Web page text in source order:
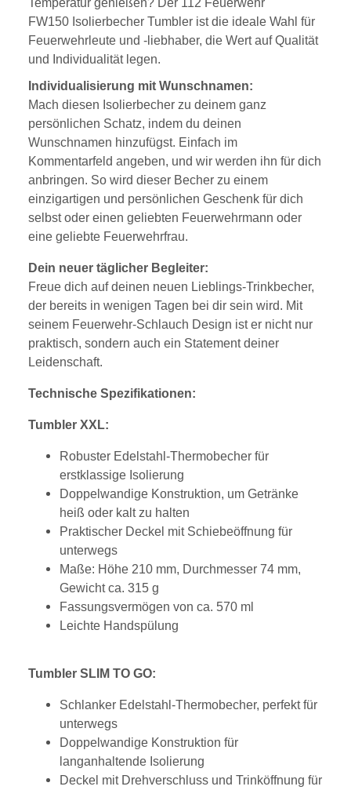
Temperatur genießen? Der 112 Feuerwehr
FW150 Isolierbecher Tumbler ist die ideale Wahl für
Feuerwehrleute und -liebhaber, die Wert auf Qualität
und Individualität legen.
Individualisierung mit Wunschnamen:
Mach diesen Isolierbecher zu deinem ganz
persönlichen Schatz, indem du deinen
Wunschnamen hinzufügst. Einfach im
Kommentarfeld angeben, und wir werden ihn für dich
anbringen. So wird dieser Becher zu einem
einzigartigen und persönlichen Geschenk für dich
selbst oder einen geliebten Feuerwehrmann oder
eine geliebte Feuerwehrfrau.
Dein neuer täglicher Begleiter:
Freue dich auf deinen neuen Lieblings-Trinkbecher,
der bereits in wenigen Tagen bei dir sein wird. Mit
seinem Feuerwehr-Schlauch Design ist er nicht nur
praktisch, sondern auch ein Statement deiner
Leidenschaft.
Technische Spezifikationen:
Tumbler XXL:
Robuster Edelstahl-Thermobecher für
erstklassige Isolierung
Doppelwandige Konstruktion, um Getränke
heiß oder kalt zu halten
Praktischer Deckel mit Schiebeöffnung für
unterwegs
Maße: Höhe 210 mm, Durchmesser 74 mm,
Gewicht ca. 315 g
Fassungsvermögen von ca. 570 ml
Leichte Handspülung
Tumbler SLIM TO GO:
Schlanker Edelstahl-Thermobecher, perfekt für
unterwegs
Doppelwandige Konstruktion für
langanhaltende Isolierung
Deckel mit Drehverschluss und Trinköffnung für